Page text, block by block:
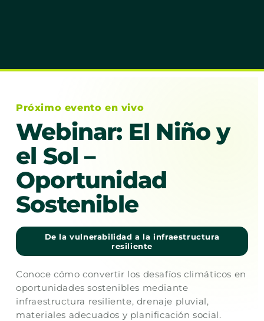
Próximo evento en vivo
Webinar: El Niño y
el Sol –
Oportunidad
Sostenible
De la vulnerabilidad a la infraestructura
resiliente
Conoce cómo convertir los desafíos climáticos en
oportunidades sostenibles mediante
infraestructura resiliente, drenaje pluvial,
materiales adecuados y planificación social.